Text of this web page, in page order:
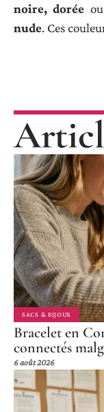
noire, dorée
nude. Ces
SACS & BIJOUX
Bracelet en
connectés
6 août 2026